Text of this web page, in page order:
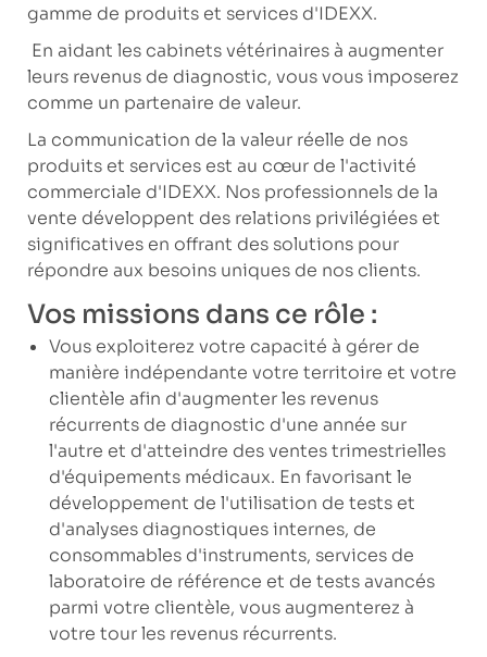
gamme de produits et services d'IDEXX.
En aidant les cabinets vétérinaires à augmenter
leurs revenus de diagnostic, vous vous imposerez
comme un partenaire de valeur.
La communication de la valeur réelle de nos
produits et services est au cœur de l'activité
commerciale d'IDEXX. Nos professionnels de la
vente développent des relations privilégiées et
significatives en offrant des solutions pour
répondre aux besoins uniques de nos clients.
Vos missions dans ce rôle :
Vous exploiterez votre capacité à gérer de
manière indépendante votre territoire et votre
clientèle afin d'augmenter les revenus
récurrents de diagnostic d'une année sur
l'autre et d'atteindre des ventes trimestrielles
d'équipements médicaux. En favorisant le
développement de l'utilisation de tests et
d'analyses diagnostiques internes, de
consommables d'instruments, services de
laboratoire de référence et de tests avancés
parmi votre clientèle, vous augmenterez à
votre tour les revenus récurrents.